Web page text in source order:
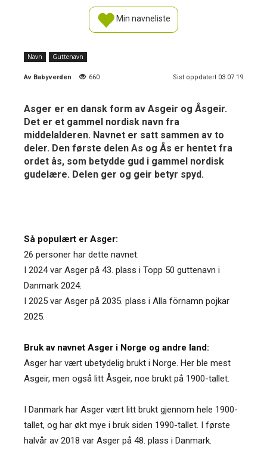
Min navneliste
Navn Guttenavn
Av Babyverden 660 Sist oppdatert 03.07.19
Asger er en dansk form av Asgeir og Åsgeir.
Det er et gammel nordisk navn fra
middelalderen. Navnet er satt sammen av to
deler. Den første delen As og Ås er hentet fra
ordet ås, som betydde gud i gammel nordisk
gudelære. Delen ger og geir betyr spyd.
Så populært er Asger:
26 personer har dette navnet.
I 2024 var Asger på 43. plass i Topp 50 guttenavn i
Danmark 2024.
I 2025 var Asger på 2035. plass i Alla förnamn pojkar
2025.
Bruk av navnet Asger i Norge og andre land:
Asger har vært ubetydelig brukt i Norge. Her ble mest
Asgeir, men også litt Åsgeir, noe brukt på 1900-tallet.
I Danmark har Asger vært litt brukt gjennom hele 1900-
tallet, og har økt mye i bruk siden 1990-tallet. I første
halvår av 2018 var Asger på 48. plass i Danmark.